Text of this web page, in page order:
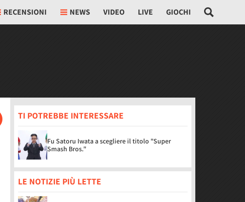
RECENSIONI NEWS VIDEO LIVE GIOCHI
TI POTREBBE INTERESSARE
Fu Satoru Iwata a scegliere il titolo "Super
Smash Bros."
LE NOTIZIE PIÙ LETTE